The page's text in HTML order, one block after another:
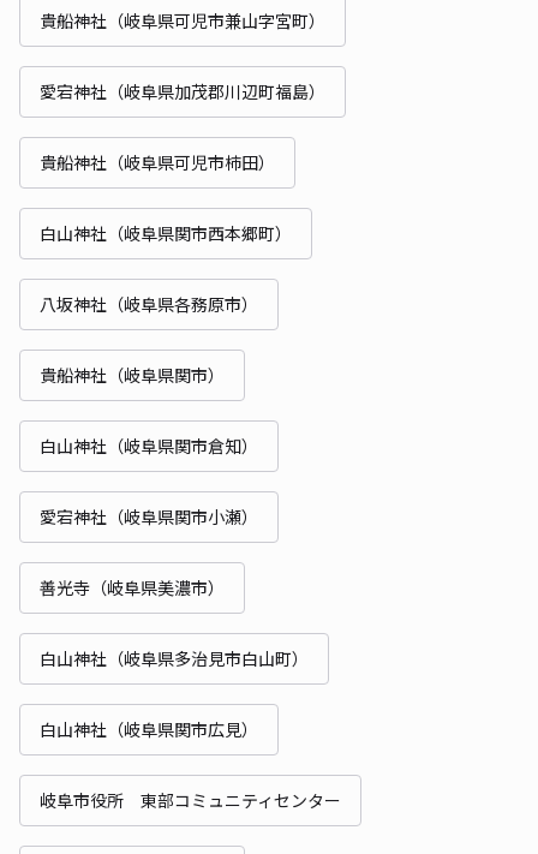
貴船神社（岐阜県可児市兼山字宮町）
愛宕神社（岐阜県加茂郡川辺町福島）
貴船神社（岐阜県可児市柿田）
白山神社（岐阜県関市西本郷町）
八坂神社（岐阜県各務原市）
貴船神社（岐阜県関市）
白山神社（岐阜県関市倉知）
愛宕神社（岐阜県関市小瀬）
善光寺（岐阜県美濃市）
白山神社（岐阜県多治見市白山町）
白山神社（岐阜県関市広見）
岐阜市役所 東部コミュニティセンター